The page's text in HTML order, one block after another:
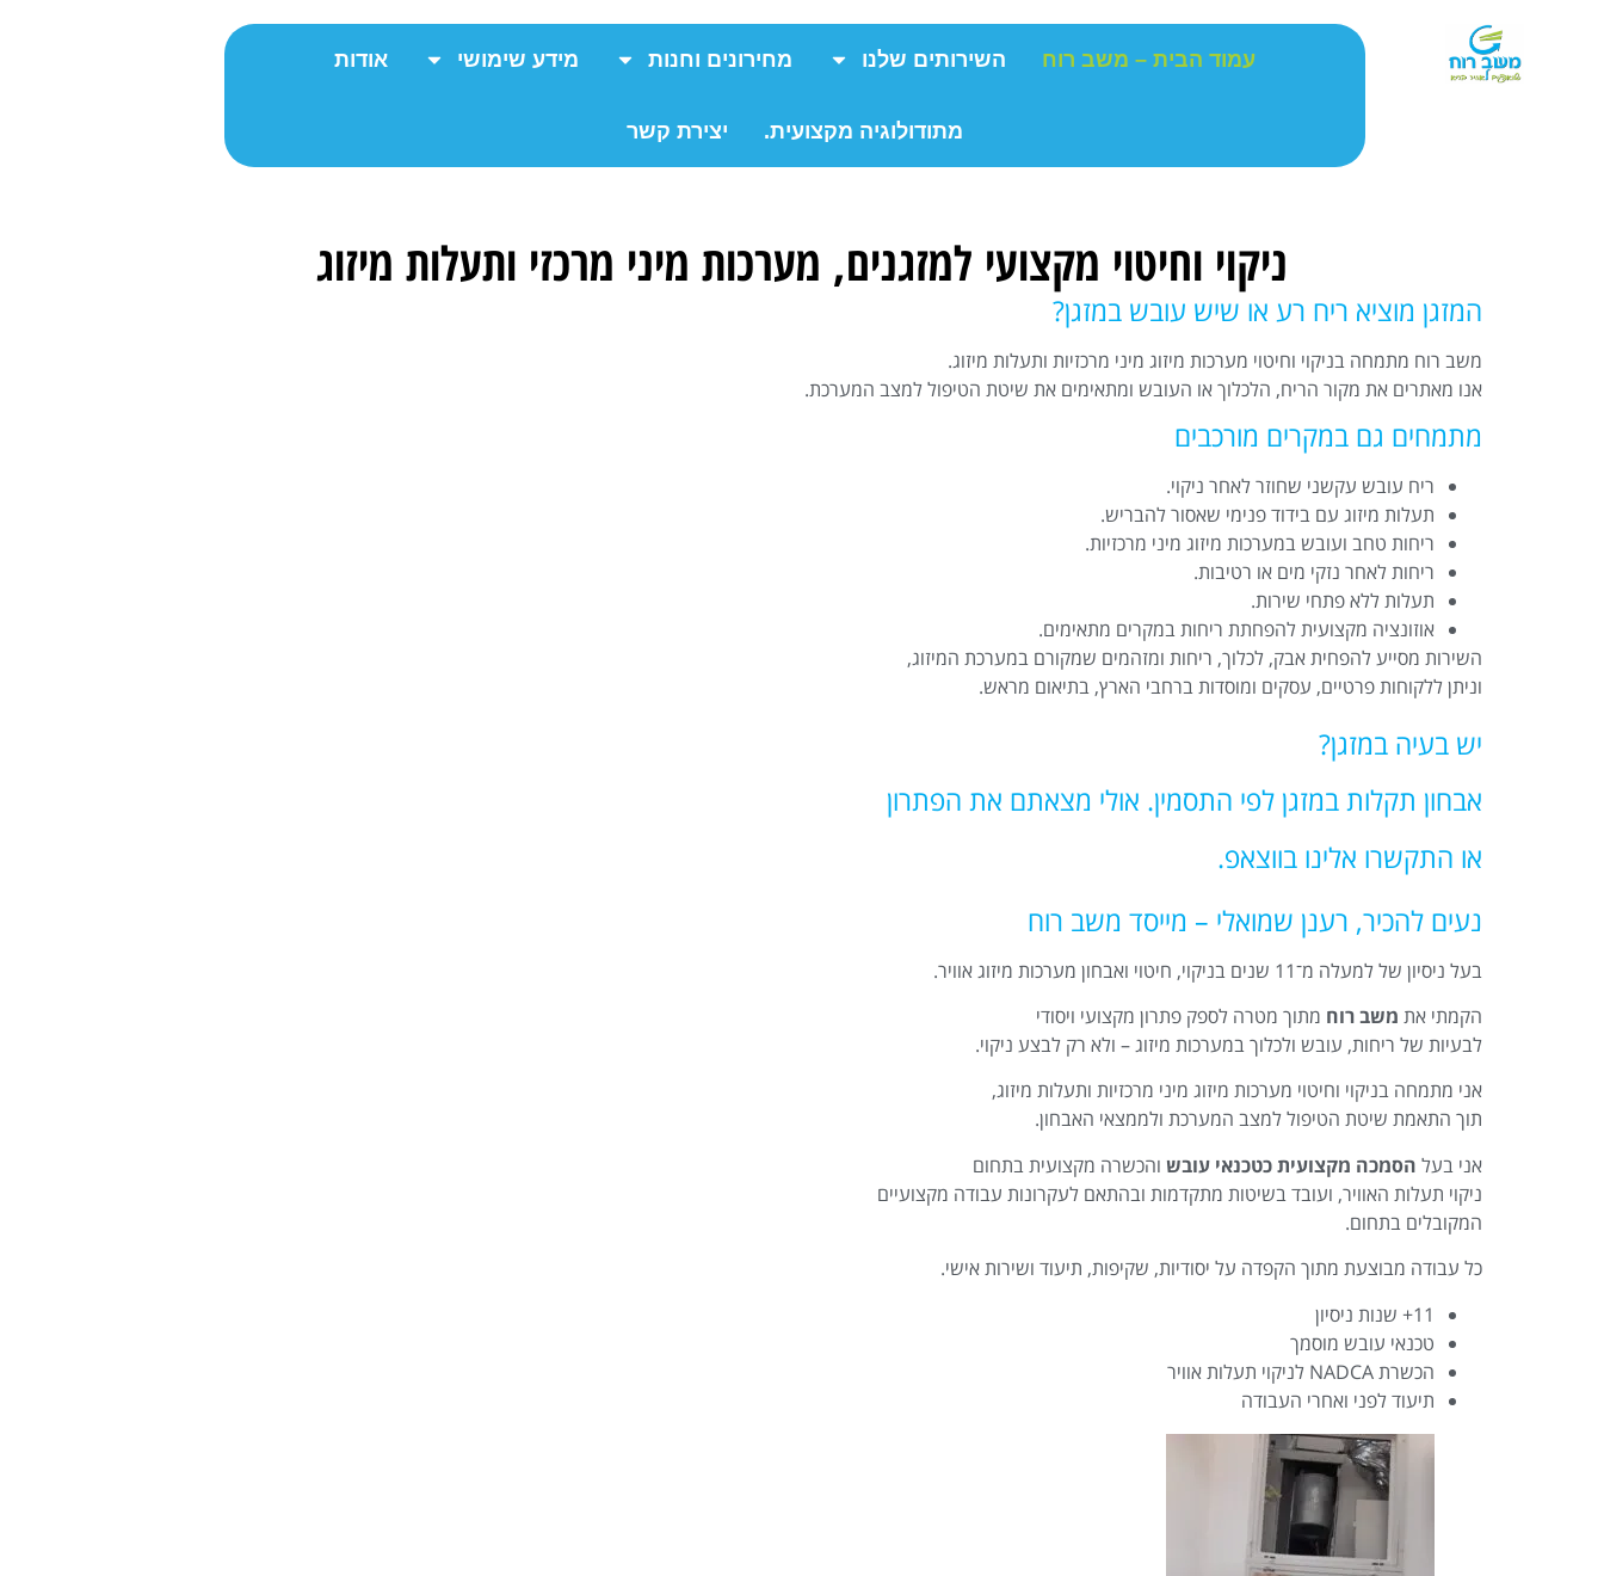
עמוד הבית – משב רוח השירותים שלנו מחירונים וחנות מידע שימושי אודות
מתודולוגיה מקצועית. יצירת קשר
ניקוי וחיטוי מקצועי למזגנים, מערכות מיני מרכזי ותעלות מיזוג
המזגן מוציא ריח רע או שיש עובש במזגן?
משב רוח מתמחה בניקוי וחיטוי מערכות מיזוג מיני מרכזיות ותעלות מיזוג.
אנו מאתרים את מקור הריח, הלכלוך או העובש ומתאימים את שיטת הטיפול למצב המערכת.
מתמחים גם במקרים מורכבים
ריח עובש עקשני שחוזר לאחר ניקוי.
תעלות מיזוג עם בידוד פנימי שאסור להבריש.
ריחות טחב ועובש במערכות מיזוג מיני מרכזיות.
ריחות לאחר נזקי מים או רטיבות.
תעלות ללא פתחי שירות.
אוזונציה מקצועית להפחתת ריחות במקרים מתאימים.
השירות מסייע להפחית אבק, לכלוך, ריחות ומזהמים שמקורם במערכת המיזוג,
וניתן ללקוחות פרטיים, עסקים ומוסדות ברחבי הארץ, בתיאום מראש.
יש בעיה במזגן?
אבחון תקלות במזגן לפי התסמין. אולי מצאתם את הפתרון
או התקשרו אלינו בווצאפ.
נעים להכיר, רענן שמואלי – מייסד משב רוח
בעל ניסיון של למעלה מ־11 שנים בניקוי, חיטוי ואבחון מערכות מיזוג אוויר.
הקמתי את משב רוח מתוך מטרה לספק פתרון מקצועי ויסודי
לבעיות של ריחות, עובש ולכלוך במערכות מיזוג – ולא רק לבצע ניקוי.
אני מתמחה בניקוי וחיטוי מערכות מיזוג מיני מרכזיות ותעלות מיזוג,
תוך התאמת שיטת הטיפול למצב המערכת ולממצאי האבחון.
אני בעל הסמכה מקצועית כטכנאי עובש והכשרה מקצועית בתחום
ניקוי תעלות האוויר, ועובד בשיטות מתקדמות ובהתאם לעקרונות עבודה מקצועיים
המקובלים בתחום.
כל עבודה מבוצעת מתוך הקפדה על יסודיות, שקיפות, תיעוד ושירות אישי.
11+ שנות ניסיון
טכנאי עובש מוסמך
הכשרת NADCA לניקוי תעלות אוויר
תיעוד לפני ואחרי העבודה